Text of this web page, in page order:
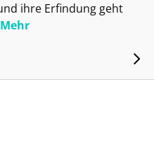
ihre Erfindung geht
Mehr